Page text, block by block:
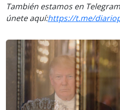
También estamos en
únete aquí:https://t.me/